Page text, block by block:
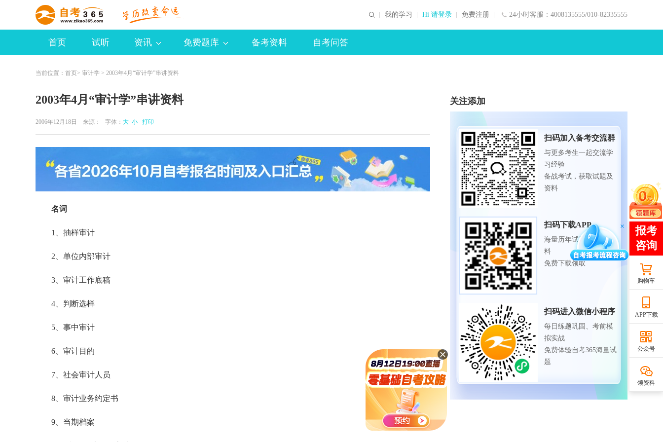
24小时客服：4008135555/010-82335555
我的学习 Hi 请登录 免费注册
首页 试听 资讯 免费题库 备考资料 自考问答
当前位置： 首页> 审计学 > 2003年4月“审计学”串讲资料
2003年4月“审计学”串讲资料
2006年12月18日 来源： 字体： 大 小 打印
名词
1、抽样审计
2、单位内部审计
3、审计工作底稿
4、判断选样
5、事中审计
6、审计目的
7、社会审计人员
8、审计业务约定书
9、当期档案
关注添加
扫码加入备考交流群
与更多考生一起交流学
习经验
备战考试，获取试题及
资料
扫码下载APP
海量历年试题、备考资
料
免费下载领取
扫码进入微信小程序
每日练题巩固、考前模
拟实战
免费体验自考365海量试
题
购物车
APP下载
公众号
领资料